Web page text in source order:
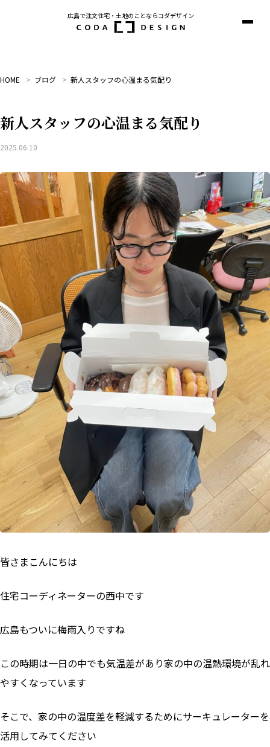
広島で注文住宅・土地のことならコダデザイン
サ
HOME ブログ 新人スタッフの心温まる気配り
新人スタッフの心温まる気配り
2025.06.10
皆さまこんにちは
住宅コーディネーターの西中です
広島もついに梅雨入りですね
この時期は一日の中でも気温差があり家の中の温熱環境が乱れ
やすくなっています
そこで、家の中の温度差を軽減するためにサーキュレーターを
活用してみてください